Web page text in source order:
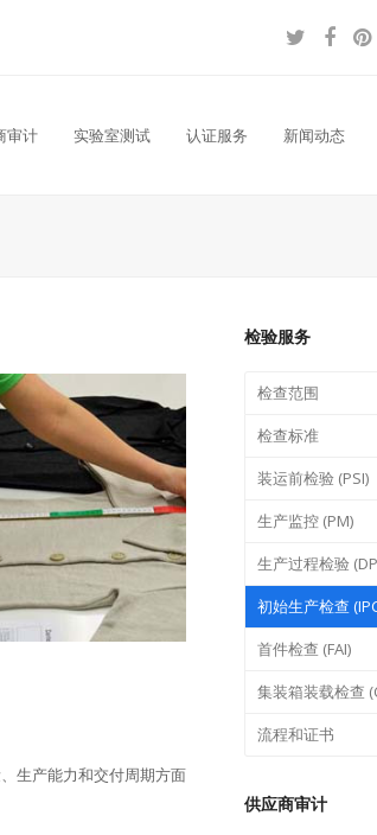
Twitter
审计 实验室测试 认证服务 新闻动态
生产能力和交付周期方面
检验服务
检查范围
检查标准
装运前检验 (PSI)
生产监控 (PM)
生产过程检验
初始生产检查
首件检查 (FAI)
集装箱装载检查
流程和证书
供应商审计